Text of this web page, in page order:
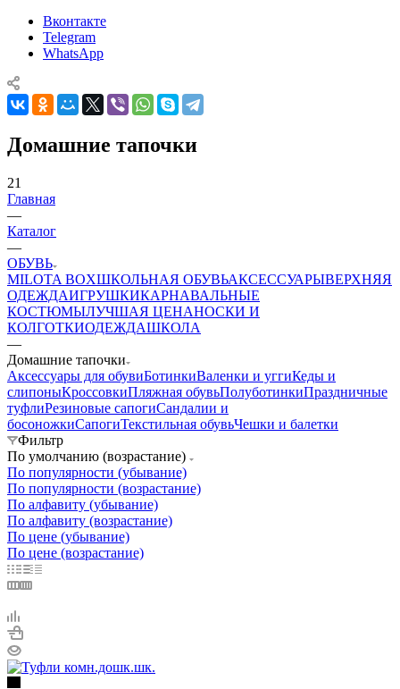
Вконтакте
Telegram
WhatsApp
Домашние тапочки
21
Главная
—
Каталог
—
ОБУВЬ
MILOTA BOXШКОЛЬНАЯ ОБУВЬАКСЕССУАРЫВЕРХНЯЯ
ОДЕЖДАИГРУШКИКАРНАВАЛЬНЫЕ
КОСТЮМЫЛУЧШАЯ ЦЕНАНОСКИ И
КОЛГОТКИОДЕЖДАШКОЛА
—
Домашние тапочки
Аксессуары для обувиБотинкиВаленки и уггиКеды и
слипоныКроссовкиПляжная обувьПолуботинкиПраздничные
туфлиРезиновые сапогиСандалии и
босоножкиСапогиТекстильная обувьЧешки и балетки
Фильтр
По умолчанию (возрастание)
По популярности (убывание)
По популярности (возрастание)
По алфавиту (убывание)
По алфавиту (возрастание)
По цене (убывание)
По цене (возрастание)